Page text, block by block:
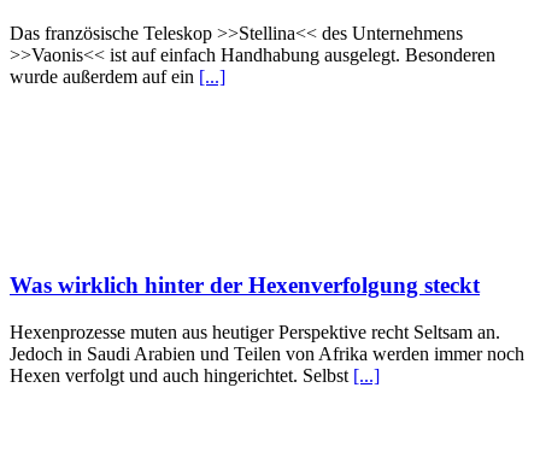
Das französische Teleskop >>Stellina<< des Unternehmens
>>Vaonis<< ist auf einfach Handhabung ausgelegt. Besonderen
wurde außerdem auf ein [...]
Was wirklich hinter der Hexenverfolgung steckt
Hexenprozesse muten aus heutiger Perspektive recht Seltsam an.
Jedoch in Saudi Arabien und Teilen von Afrika werden immer noch
Hexen verfolgt und auch hingerichtet. Selbst [...]